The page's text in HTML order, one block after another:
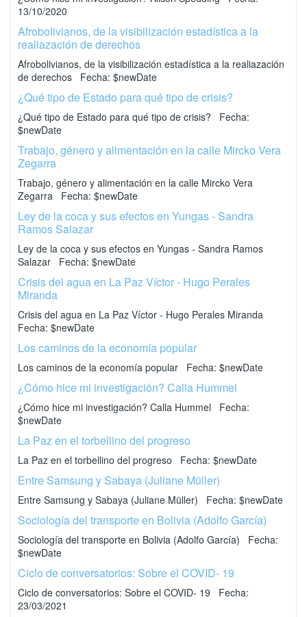
13/10/2020
Afrobolivianos, de la visibilización estadística a la
realiazación de derechos
Afrobolivianos, de la visibilización estadística a la realiazación
de derechos Fecha: $newDate
¿Qué tipo de Estado para qué tipo de crisis?
¿Qué tipo de Estado para qué tipo de crisis? Fecha:
$newDate
Trabajo, género y alimentación en la calle Mircko Vera
Zegarra
Trabajo, género y alimentación en la calle Mircko Vera
Zegarra Fecha: $newDate
Ley de la coca y sus efectos en Yungas - Sandra
Ramos Salazar
Ley de la coca y sus efectos en Yungas - Sandra Ramos
Salazar Fecha: $newDate
Crisis del agua en La Paz Víctor - Hugo Perales
Miranda
Crisis del agua en La Paz Víctor - Hugo Perales Miranda
Fecha: $newDate
Los caminos de la economía popular
Los caminos de la economía popular Fecha: $newDate
¿Cómo hice mi investigación? Calla Hummel
¿Cómo hice mi investigación? Calla Hummel Fecha:
$newDate
La Paz en el torbellino del progreso
La Paz en el torbellino del progreso Fecha: $newDate
Entre Samsung y Sabaya (Juliane Müller)
Entre Samsung y Sabaya (Juliane Müller) Fecha: $newDate
Sociología del transporte en Bolivia (Adolfo García)
Sociología del transporte en Bolivia (Adolfo García) Fecha:
$newDate
Ciclo de conversatorios: Sobre el COVID- 19
Ciclo de conversatorios: Sobre el COVID- 19 Fecha:
23/03/2021